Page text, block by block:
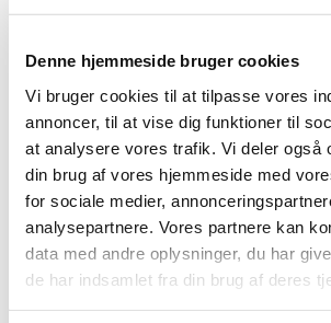
Denne hjemmeside bruger cookies
Vi bruger cookies til at tilpasse vores
annoncer, til at vise dig funktioner til
at analysere vores trafik. Vi deler også
din brug af vores hjemmeside med
for sociale medier,
analysepartnere. Vores partnere kan
data med andre oplysninger, du har
de har indsamlet fra din brug af deres
Targin® får ikke generelt
Sundhedsstyrelsen har besluttet, at
generelt klausuleret tilskud. Targin
Trulicity® får ikke generelt tilskud
|1. juni 2015
Sundhedsstyrelsen har besluttet, at
have generelt tilskud. Trulicity
Alle (2506)